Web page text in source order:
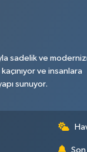
sadelik ve
ve insanlara
sunuyor.